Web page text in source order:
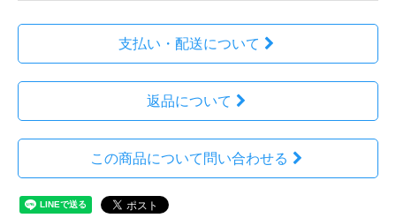
支払い・配送について
返品について
この商品について問い合わせる